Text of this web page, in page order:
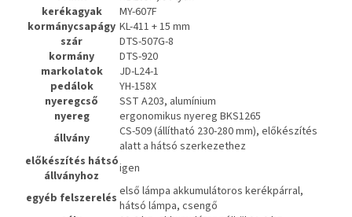
kerékagyak
MY-607F
kormánycsapágy KL-411 + 15 mm
szár
DTS-507G-8
kormány
DTS-920
markolatok
JD-L24-1
pedálok
YH-158X
nyeregcső
SST A203, alumínium
nyereg
ergonomikus nyereg BKS1265
állvány
CS-509 (állítható 230-280 mm), előkészítés
alatt a hátsó szerkezethez
előkészítés hátsó
állványhoz
igen
egyéb felszerelés első lámpa akkumulátoros kerékpárral,
hátsó lámpa, csengő